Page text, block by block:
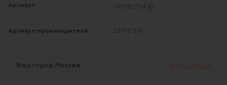
Артикул 00083534
Артикул производителя 221HZ-EN
Ваш город Москва Другой город